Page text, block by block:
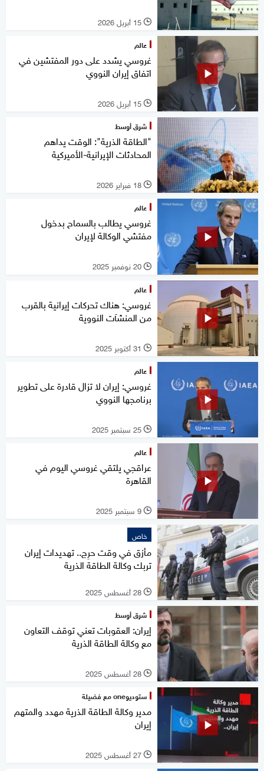
l 15 أبريل 2026
عالم
غروسي يشدد على دور المفتشين في
اتفاق إيران النووي
l 15 أبريل 2026
شرق أوسط
"الطاقة الذرية": الوقت يداهم
المحادثات الإيرانية-الأميركية
l 18 فبراير 2026
عالم
غروسي يطالب بالسماح بدخول
مفتشي الوكالة لإيران
l 20 نوفمبر 2025
عالم
غروسي: هناك تحركات إيرانية بالقرب
من المنشآت النووية
l 31 أكتوبر 2025
عالم
غروسي: إيران لا تزال قادرة على تطوير
برنامجها النووي
l 25 سبتمبر 2025
عالم
عراقجي يلتقي غروسي اليوم في
القاهرة
l 9 سبتمبر 2025
خاص
مأزق في وقت حرِج.. تهديدات إيران
تربك وكالة الطاقة الذرية
l 28 أغسطس 2025
شرق أوسط
إيران: العقوبات تعني توقف التعاون
مع وكالة الطاقة الذرية
l 28 أغسطس 2025
ستوديوone مع فضيلة
مدير وكالة الطاقة الذرية مهدد والمتهم
إيران
l 27 أغسطس 2025